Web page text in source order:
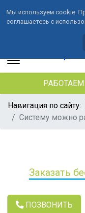
+7 (846) 33-
Навигация по сайту:
Систему можно
Заказать
ПОЗВОНИТЬ
Мы используем cookie.
соглашаетесь с